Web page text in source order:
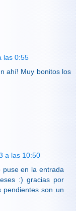
las 0:55
ahí! Muy bonitos los
a las 10:50
en la entrada
:) gracias por
pendientes son un